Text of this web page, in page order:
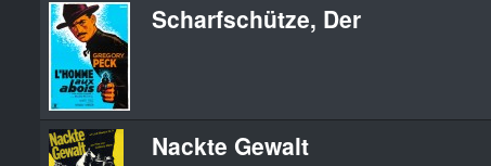
Scharfschütze, Der
Nackte Gewalt